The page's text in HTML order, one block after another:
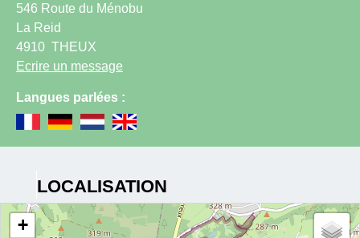
546 Route du Ménobu
La Reid
4910 THEUX
Ecrire un message
Langues parlées :
LOCALISATION
+